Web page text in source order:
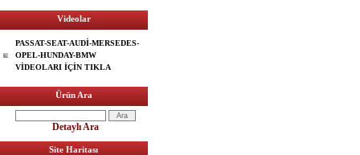
Videolar
PASSAT-SEAT-AUDİ-MERSEDES-
OPEL-HUNDAY-BMW
VİDEOLARI İÇİN TIKLA
Ürün Ara
Detaylı Ara
Site Haritası